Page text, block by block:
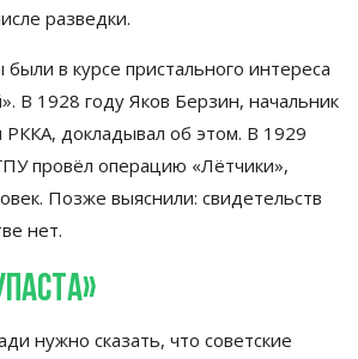
разведки.
были в курсе пристального интереса
». В 1928 году Яков Берзин, начальник
РККА, докладывал об этом. В 1929
провёл операцию «Лётчики»,
Позже выяснили: свидетельств
нет.
»
нужно сказать, что советские